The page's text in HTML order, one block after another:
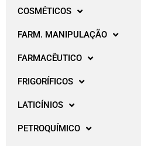
COSMÉTICOS
FARM. MANIPULAÇÃO
FARMACÊUTICO
FRIGORÍFICOS
LATICÍNIOS
PETROQUÍMICO